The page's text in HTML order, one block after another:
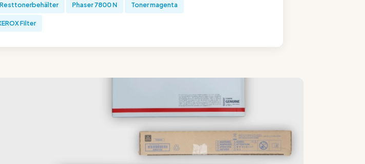
Resttonerbehälter Phaser 7800 N Toner magenta
Filter